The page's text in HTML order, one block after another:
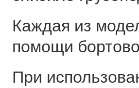
Каждая из
помощи
При